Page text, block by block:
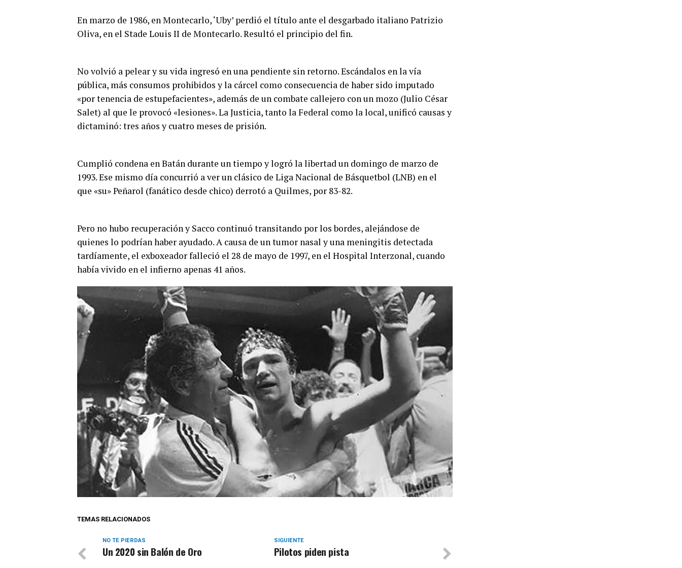
En marzo de 1986, en Montecarlo, ‘Uby’ perdió el título ante el desgarbado italiano Patrizio
Oliva, en el Stade Louis II de Montecarlo. Resultó el principio del fin.
No volvió a pelear y su vida ingresó en una pendiente sin retorno. Escándalos en la vía
pública, más consumos prohibidos y la cárcel como consecuencia de haber sido imputado
«por tenencia de estupefacientes», además de un combate callejero con un mozo (Julio César
Salet) al que le provocó «lesiones». La Justicia, tanto la Federal como la local, unificó causas y
dictaminó: tres años y cuatro meses de prisión.
Cumplió condena en Batán durante un tiempo y logró la libertad un domingo de marzo de
1993. Ese mismo día concurrió a ver un clásico de Liga Nacional de Básquetbol (LNB) en el
que «su» Peñarol (fanático desde chico) derrotó a Quilmes, por 83-82.
Pero no hubo recuperación y Sacco continuó transitando por los bordes, alejándose de
quienes lo podrían haber ayudado. A causa de un tumor nasal y una meningitis detectada
tardíamente, el exboxeador falleció el 28 de mayo de 1997, en el Hospital Interzonal, cuando
había vivido en el infierno apenas 41 años.
TEMAS RELACIONADOS
SIGUIENTE
Pilotos piden pista
NO TE PIERDAS
Un 2020 sin Balón de Oro